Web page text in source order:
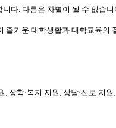
다. 다름은 차별이 될 수 없습니
거운 대학생활과 대학교육
장학·복지 지원, 상담·진로 지